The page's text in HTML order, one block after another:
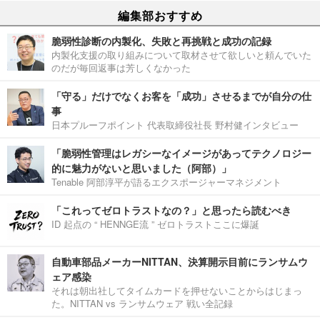
編集部おすすめ
脆弱性診断の内製化、失敗と再挑戦と成功の記録
内製化支援の取り組みについて取材させて欲しいと頼んでいた
のだが毎回返事は芳しくなかった
「守る」だけでなくお客を「成功」させるまでが自分の仕
事
日本プルーフポイント 代表取締役社長 野村健インタビュー
「脆弱性管理はレガシーなイメージがあってテクノロジー
的に魅力がないと思いました（阿部）」
Tenable 阿部淳平が語るエクスポージャーマネジメント
「これってゼロトラストなの？」と思ったら読むべき
ID 起点の “ HENNGE流 ” ゼロトラストここに爆誕
自動車部品メーカーNITTAN、決算開示目前にランサムウ
ェア感染
それは朝出社してタイムカードを押せないことからはじまっ
た。NITTAN vs ランサムウェア 戦い全記録